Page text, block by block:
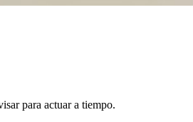
para actuar a tiempo.